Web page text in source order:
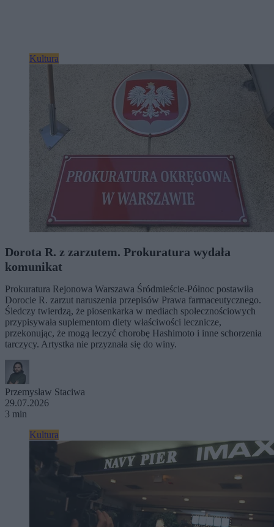
Kultura
Dorota R. z zarzutem. Prokuratura wydała
komunikat
Prokuratura Rejonowa Warszawa Śródmieście-Północ postawiła
Dorocie R. zarzut naruszenia przepisów Prawa farmaceutycznego.
Śledczy twierdzą, że piosenkarka w mediach społecznościowych
przypisywała suplementom diety właściwości lecznicze,
przekonując, że mogą leczyć chorobę Hashimoto i inne schorzenia
tarczycy. Artystka nie przyznała się do winy.
Przemysław Staciwa
29.07.2026
3 min
Kultura